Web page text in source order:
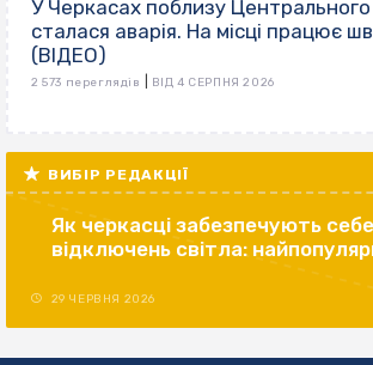
У Черкасах поблизу Центрального
сталася аварія. На місці працює
(ВІДЕО)
2 573 переглядів ВІД 4 СЕРПНЯ 2026
ВИБІР РЕДАКЦІЇ
Як черкасці забезпечують
відключень світла:
29 ЧЕРВНЯ 2026